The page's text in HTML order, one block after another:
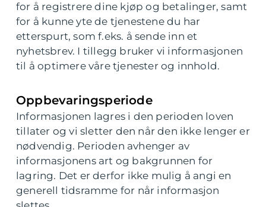
for å registrere dine kjøp og betalinger, samt
for å kunne yte de tjenestene du har
etterspurt, som f.eks. å sende inn et
nyhetsbrev. I tillegg bruker vi informasjonen
til å optimere våre tjenester og innhold.
Oppbevaringsperiode
Informasjonen lagres i den perioden loven
tillater og vi sletter den når den ikke lenger er
nødvendig. Perioden avhenger av
informasjonens art og bakgrunnen for
lagring. Det er derfor ikke mulig å angi en
generell tidsramme for når informasjon